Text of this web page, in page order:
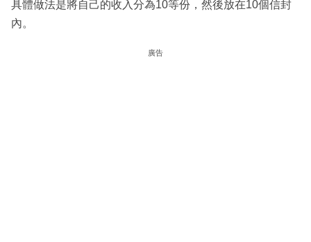
具體做法是將自己的收入分為10等份，然後放在10個信封
內。
廣告